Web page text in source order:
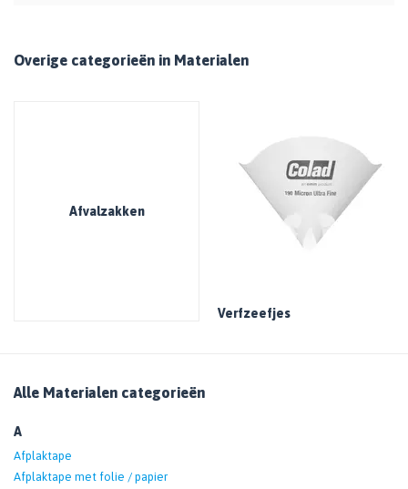
Overige categorieën in Materialen
Afvalzakken
Verfzeefjes
Alle Materialen categorieën
A
Afplaktape
Afplaktape met folie / papier